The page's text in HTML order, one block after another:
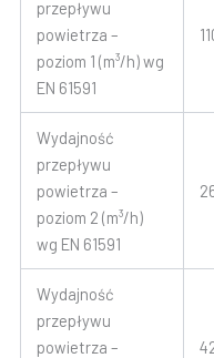
przepływu
powietrza –
poziom 1 (m³/h) wg
EN 61591
Wydajność
przepływu
powietrza –
poziom 2 (m³/h)
wg EN 61591
Wydajność
przepływu
powietrza –